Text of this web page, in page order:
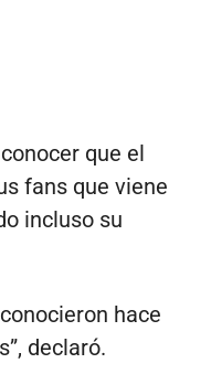
que el
fans que viene
incluso su
hace
declaró.